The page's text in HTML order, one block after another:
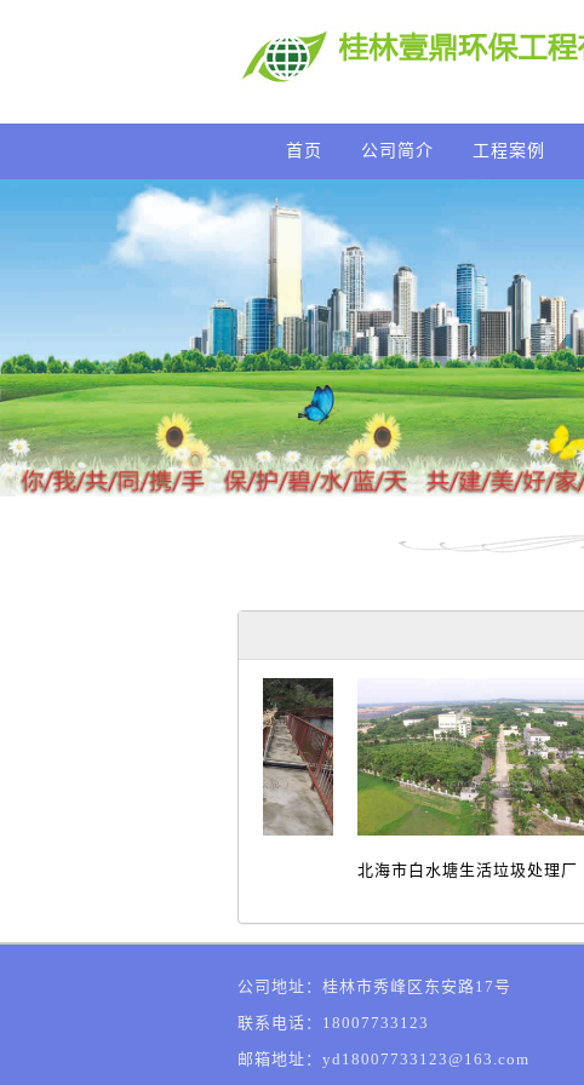
首页 公司简介 工程案例
北海市白水塘生活垃圾处理厂
公司地址：桂林市秀峰区东安路17号
联系电话：18007733123
邮箱地址：yd18007733123@163.com